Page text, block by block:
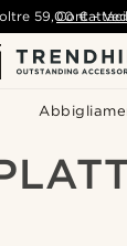
59,00 € -
Contattaci